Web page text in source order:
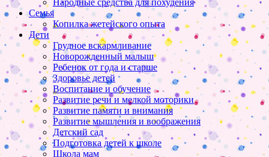
Народные средства для похудения
Семья
Копилка жетейского опыта
Дети
Грудное вскармливание
Новорожденный малыш
Ребенок от года и старше
Здоровье детей
Воспитание и обучение
Развитие речи и мелкой моторики
Развитие памяти и внимания
Развитие мышления и воображения
Детский сад
Подготовка детей к школе
Школа мам